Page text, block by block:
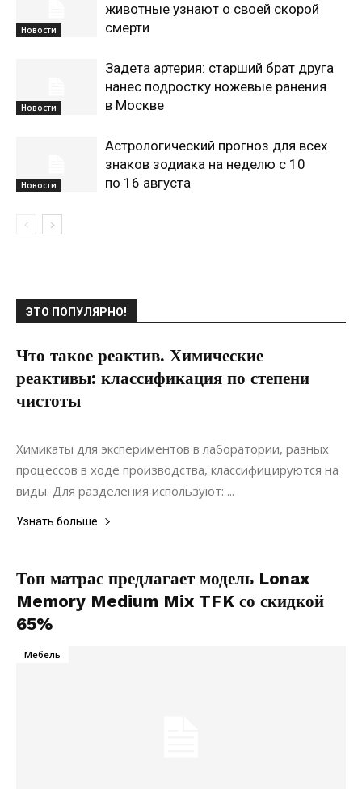
Новости
животные узнают о своей скорой
смерти
Новости
Задета артерия: старший брат друга
нанес подростку ножевые ранения
в Москве
Новости
Астрологический прогноз для всех
знаков зодиака на неделю с 10
по 16 августа
ЭТО ПОПУЛЯРНО!
Что такое реактив. Химические
реактивы: классификация по степени
чистоты
22.11.2021
Химикаты для экспериментов в лаборатории, разных
процессов в ходе производства, классифицируются на
виды. Для разделения используют: ...
Узнать больше
Топ матрас предлагает модель Lonax
Memory Medium Mix TFK со скидкой
65%
Мебель